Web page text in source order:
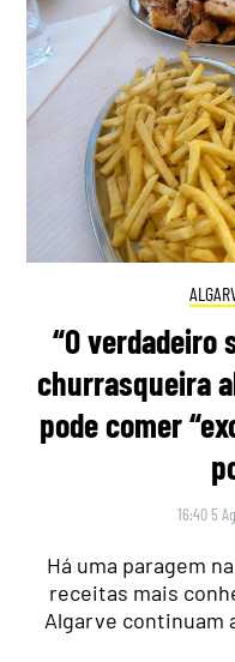
“O verdadeiro
churrasqueira
pode comer
16:40 5
Há uma paragem
receitas mais
Algarve continuam